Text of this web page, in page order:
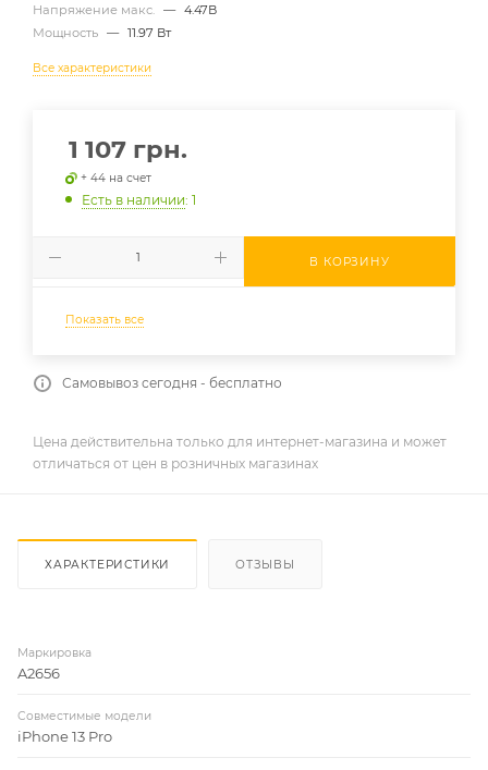
Напряжение макс.
— 4.47В
Мощность — 11.97 Вт
Все характеристики
1 107 грн.
+ 44 на счет
Есть в наличии: 1
В КОРЗИНУ
Показать все
Самовывоз сегодня - бесплатно
Цена действительна только для интернет-магазина и может
отличаться от цен в розничных магазинах
ХАРАКТЕРИСТИКИ ОТЗЫВЫ
Маркировка
A2656
Совместимые модели
iPhone 13 Pro